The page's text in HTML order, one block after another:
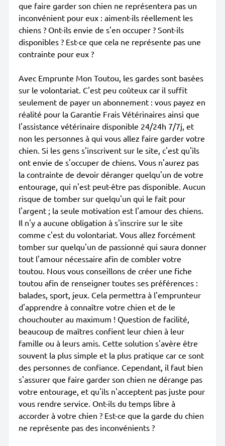
que faire garder son chien ne représentera pas un
inconvénient pour eux : aiment-ils réellement les
chiens ? Ont-ils envie de s'en occuper ? Sont-ils
disponibles ? Est-ce que cela ne représente pas une
contrainte pour eux ?
Avec Emprunte Mon Toutou, les gardes sont basées
sur le volontariat. C'est peu coûteux car il suffit
seulement de payer un abonnement : vous payez en
réalité pour la Garantie Frais Vétérinaires ainsi que
l'assistance vétérinaire disponible 24/24h 7/7j, et
non les personnes à qui vous allez faire garder votre
chien. Si les gens s'inscrivent sur le site, c'est qu'ils
ont envie de s'occuper de chiens. Vous n'aurez pas
la contrainte de devoir déranger quelqu'un de votre
entourage, qui n'est peut-être pas disponible. Aucun
risque de tomber sur quelqu'un qui le fait pour
l'argent ; la seule motivation est l'amour des chiens.
Il n'y a aucune obligation à s'inscrire sur le site
comme c'est du volontariat. Vous allez forcément
tomber sur quelqu'un de passionné qui saura donner
tout l'amour nécessaire afin de combler votre
toutou. Nous vous conseillons de créer une fiche
toutou afin de renseigner toutes ses préférences :
balades, sport, jeux. Cela permettra à l'emprunteur
d'apprendre à connaître votre chien et de le
chouchouter au maximum ! Question de facilité,
beaucoup de maîtres confient leur chien à leur
famille ou à leurs amis. Cette solution s'avère être
souvent la plus simple et la plus pratique car ce sont
des personnes de confiance. Cependant, il faut bien
s'assurer que faire garder son chien ne dérange pas
votre entourage, et qu'ils n'acceptent pas juste pour
vous rendre service. Ont-ils du temps libre à
accorder à votre chien ? Est-ce que la garde du chien
ne représente pas des inconvénients ?